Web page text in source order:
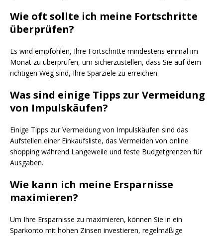
Wie oft sollte ich meine Fortschritte
überprüfen?
Es wird empfohlen, Ihre Fortschritte mindestens einmal im
Monat zu überprüfen, um sicherzustellen, dass Sie auf dem
richtigen Weg sind, Ihre Sparziele zu erreichen.
Was sind einige Tipps zur Vermeidung
von Impulskäufen?
Einige Tipps zur Vermeidung von Impulskäufen sind das
Aufstellen einer Einkaufsliste, das Vermeiden von online
shopping während Langeweile und feste Budgetgrenzen für
Ausgaben.
Wie kann ich meine Ersparnisse
maximieren?
Um Ihre Ersparnisse zu maximieren, können Sie in ein
Sparkonto mit hohen Zinsen investieren, regelmäßige